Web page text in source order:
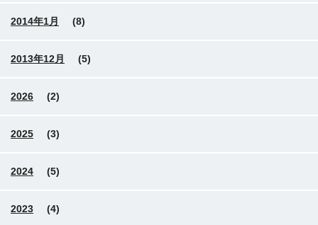
2014年1月 (8)
2013年12月 (5)
2026 (2)
2025 (3)
2024 (5)
2023 (4)